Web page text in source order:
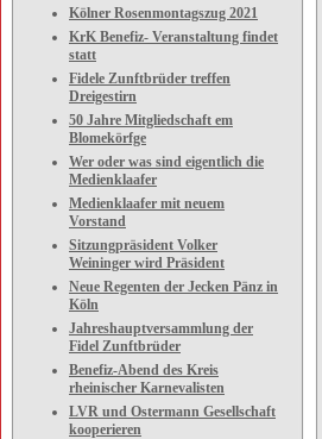
Kölner Rosenmontagszug 2021
KrK Benefiz- Veranstaltung findet
statt
Fidele Zunftbrüder treffen
Dreigestirn
50 Jahre Mitgliedschaft em
Blomekörfge
Wer oder was sind eigentlich die
Medienklaafer
Medienklaafer mit neuem
Vorstand
Sitzungpräsident Volker
Weininger wird Präsident
Neue Regenten der Jecken Pänz in
Köln
Jahreshauptversammlung der
Fidel Zunftbrüder
Benefiz-Abend des Kreis
rheinischer Karnevalisten
LVR und Ostermann Gesellschaft
kooperieren